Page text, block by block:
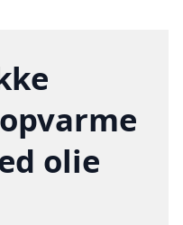
olie